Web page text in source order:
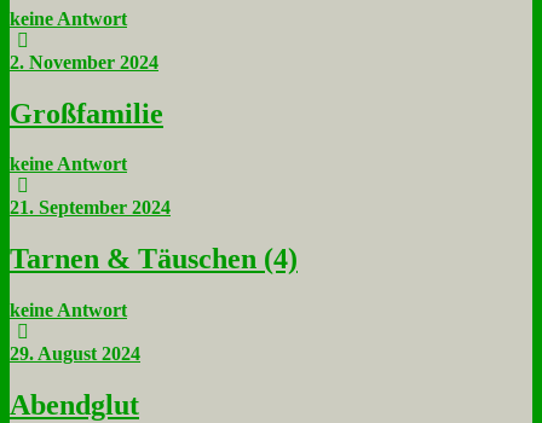
keine Antwort
2. November 2024
Groß­fa­mi­lie
keine Antwort
21. September 2024
Tar­nen & Täu­schen (4)
keine Antwort
29. August 2024
Abend­glut